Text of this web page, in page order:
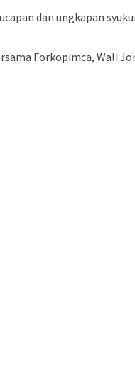
dan ungkapan
Forkopimca, Wali